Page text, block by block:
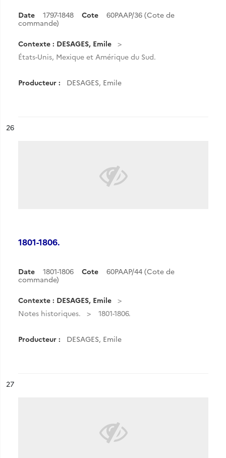
Date 1797-1848 Cote
60PAAP/36 (Cote de
commande)
Contexte : DESAGES, Emile
États-Unis, Mexique et Amérique du Sud.
Producteur : DESAGES, Emile
n°
26
1801-1806.
Date 1801-1806 Cote
60PAAP/44 (Cote de
commande)
Contexte : DESAGES, Emile
Notes historiques.
1801-1806.
Producteur : DESAGES, Emile
n°
27